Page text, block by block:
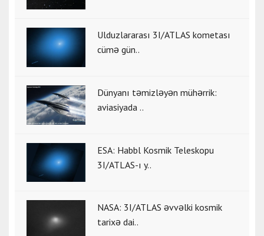
Ulduzlararası 3I/ATLAS kometası
cümə gün..
Dünyanı təmizləyən mühərrik:
aviasiyada ..
ESA: Habbl Kosmik Teleskopu
3I/ATLAS-ı y..
NASA: 3I/ATLAS əvvəlki kosmik
tarixə dai..